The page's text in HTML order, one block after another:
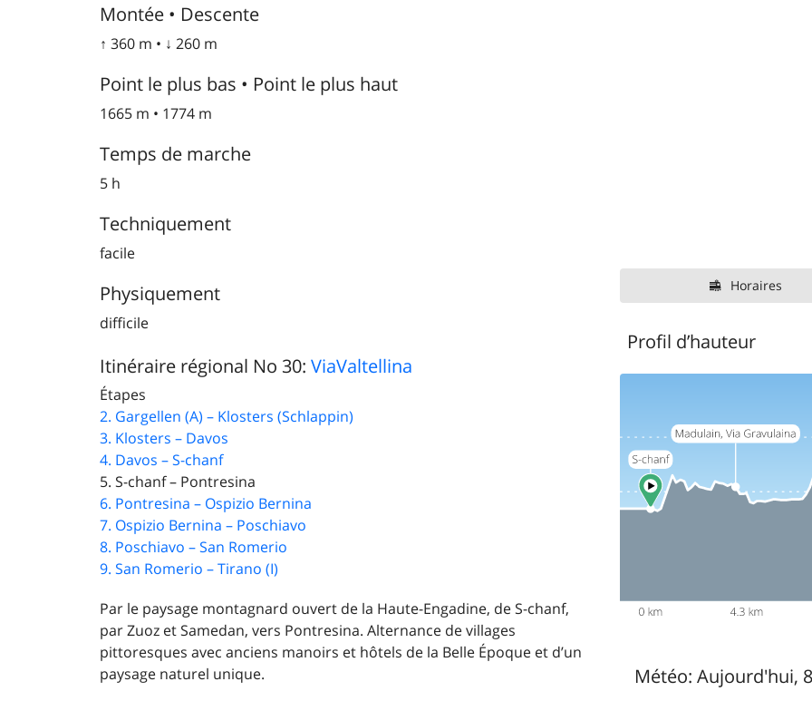
Montée • Descente
↑ 360 m • ↓ 260 m
Point le plus bas • Point le plus haut
1665 m • 1774 m
Temps de marche
5 h
Techniquement
facile
Physiquement
difficile
Itinéraire régional No 30: ViaValtellina
Étapes
2. Gargellen (A) – Klosters (Schlappin)
3. Klosters – Davos
4. Davos – S-chanf
5. S-chanf – Pontresina
6. Pontresina – Ospizio Bernina
7. Ospizio Bernina – Poschiavo
8. Poschiavo – San Romerio
9. San Romerio – Tirano (I)
Par le paysage montagnard ouvert de la Haute-Engadine, de S-chanf,
par Zuoz et Samedan, vers Pontresina. Alternance de villages
pittoresques avec anciens manoirs et hôtels de la Belle Époque et d’un
paysage naturel unique.
Horaires
Profil d’hauteur
Météo: Aujourd'hui,